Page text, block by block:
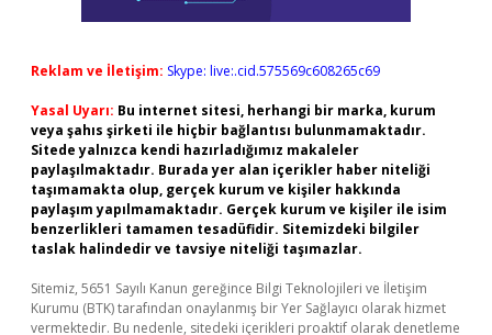
Reklam ve İletişim: Skype: live:.cid.575569c608265c69
Yasal Uyarı: Bu internet sitesi, herhangi bir marka, kurum
veya şahıs şirketi ile hiçbir bağlantısı bulunmamaktadır.
Sitede yalnızca kendi hazırladığımız makaleler
paylaşılmaktadır. Burada yer alan içerikler haber niteliği
taşımamakta olup, gerçek kurum ve kişiler hakkında
paylaşım yapılmamaktadır. Gerçek kurum ve kişiler ile isim
benzerlikleri tamamen tesadüfidir. Sitemizdeki bilgiler
taslak halindedir ve tavsiye niteliği taşımazlar.
Sitemiz, 5651 Sayılı Kanun gereğince Bilgi Teknolojileri ve İletişim
Kurumu (BTK) tarafından onaylanmış bir Yer Sağlayıcı olarak hizmet
vermektedir. Bu nedenle, sitedeki içerikleri proaktif olarak denetleme